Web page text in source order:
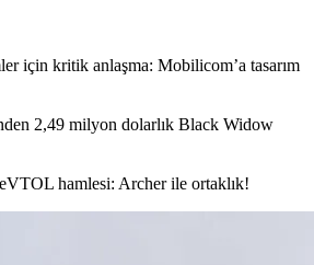
için kritik anlaşma: Mobilicom’a tasarım
2,49 milyon dolarlık Black Widow
hamlesi: Archer ile ortaklık!